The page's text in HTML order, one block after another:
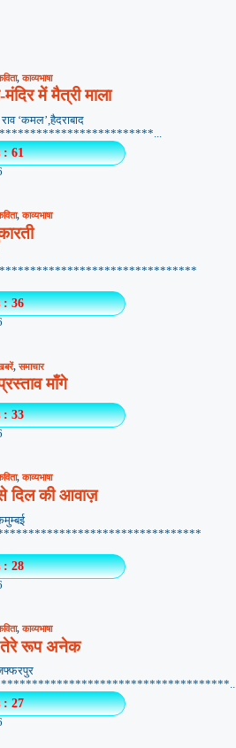
,काव्यभाषा
में मैत्री माला
‘कमल’,हैदराबाद
: 61
,काव्यभाषा
: 36
,समाचार
माँगे
: 33
,काव्यभाषा
दिल की आवाज़
: 28
,काव्यभाषा
तेरे रूप अनेक
: 27